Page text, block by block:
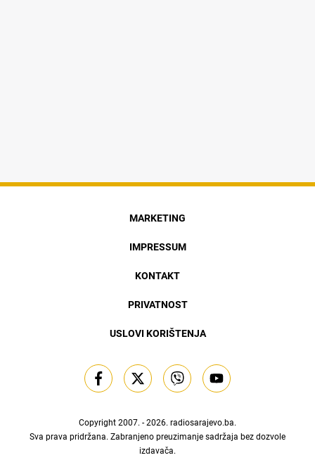
MARKETING
IMPRESSUM
KONTAKT
PRIVATNOST
USLOVI KORIŠTENJA
Copyright 2007. - 2026. radiosarajevo.ba.
Sva prava pridržana. Zabranjeno preuzimanje sadržaja bez dozvole
izdavača.